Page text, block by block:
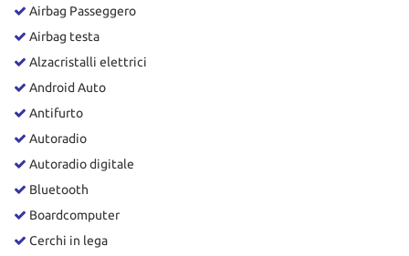
Airbag Passeggero
Airbag testa
Alzacristalli elettrici
Android Auto
Antifurto
Autoradio
Autoradio digitale
Bluetooth
Boardcomputer
Cerchi in lega